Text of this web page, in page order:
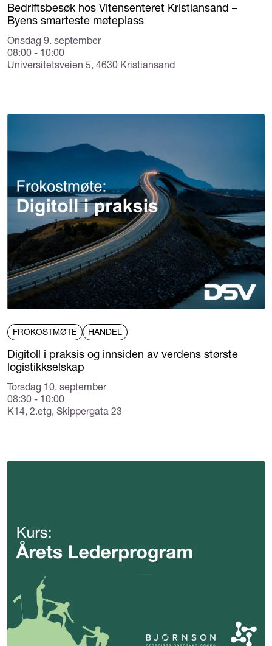
Bedriftsbesøk hos Vitensenteret Kristiansand –
Byens smarteste møteplass
Onsdag 9. september
08:00 - 10:00
Universitetsveien 5, 4630 Kristiansand
FROKOSTMØTE HANDEL
Digitoll i praksis og innsiden av verdens største
logistikkselskap
Torsdag 10. september
08:30 - 10:00
K14, 2.etg, Skippergata 23